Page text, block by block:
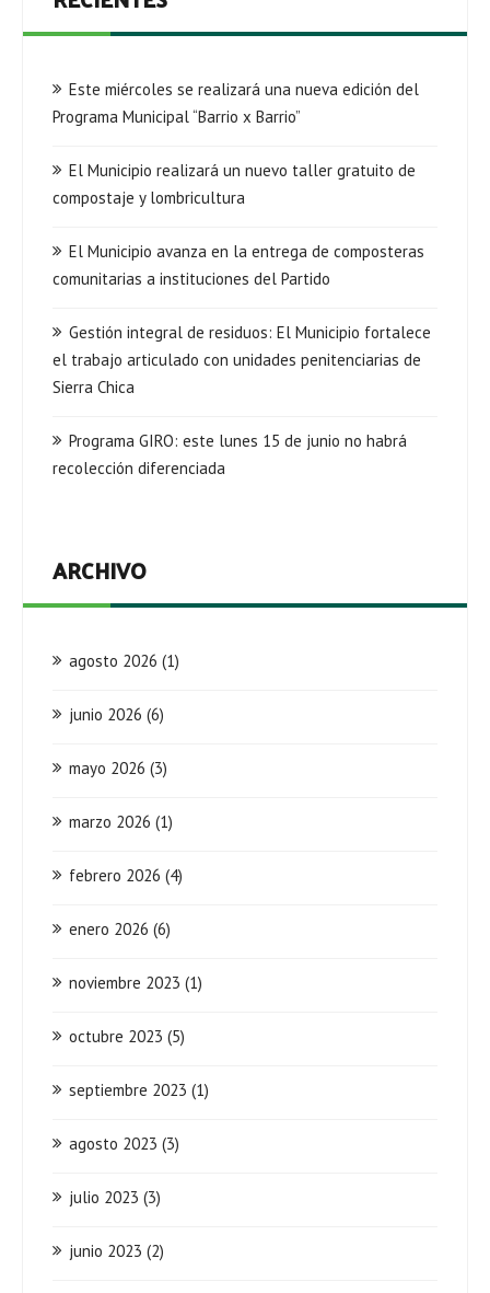
Este miércoles se realizará una nueva edición del
Programa Municipal “Barrio x Barrio”
El Municipio realizará un nuevo taller gratuito de
compostaje y lombricultura
El Municipio avanza en la entrega de composteras
comunitarias a instituciones del Partido
Gestión integral de residuos: El Municipio fortalece
el trabajo articulado con unidades penitenciarias de
Sierra Chica
Programa GIRO: este lunes 15 de junio no habrá
recolección diferenciada
ARCHIVO
agosto 2026 (1)
junio 2026 (6)
mayo 2026 (3)
marzo 2026 (1)
febrero 2026 (4)
enero 2026 (6)
noviembre 2023 (1)
octubre 2023 (5)
septiembre 2023 (1)
agosto 2023 (3)
julio 2023 (3)
junio 2023 (2)